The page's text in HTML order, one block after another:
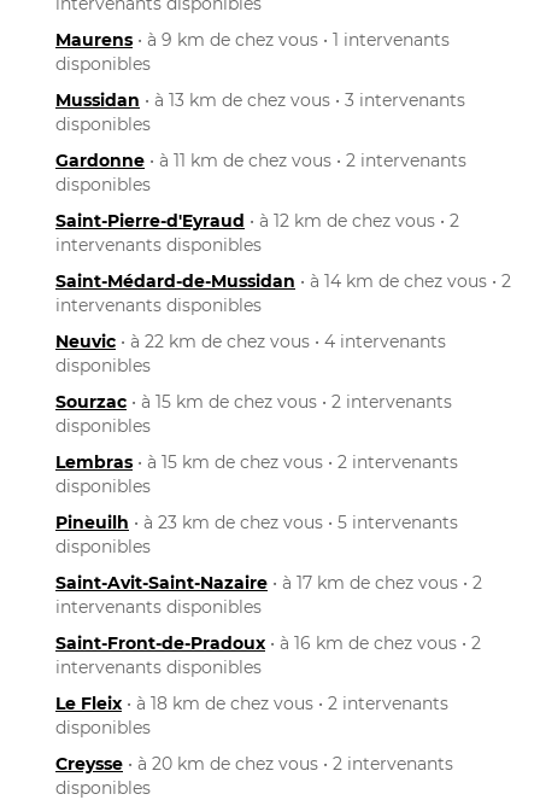
Maurens • à 9 km de chez vous • 1 intervenants
disponibles
Mussidan • à 13 km de chez vous • 3 intervenants
disponibles
Gardonne • à 11 km de chez vous • 2 intervenants
disponibles
Saint-Pierre-d'Eyraud • à 12 km de chez vous • 2
intervenants disponibles
Saint-Médard-de-Mussidan • à 14 km de chez vous • 2
intervenants disponibles
Neuvic • à 22 km de chez vous • 4 intervenants
disponibles
Sourzac • à 15 km de chez vous • 2 intervenants
disponibles
Lembras • à 15 km de chez vous • 2 intervenants
disponibles
Pineuilh • à 23 km de chez vous • 5 intervenants
disponibles
Saint-Avit-Saint-Nazaire • à 17 km de chez vous • 2
intervenants disponibles
Saint-Front-de-Pradoux • à 16 km de chez vous • 2
intervenants disponibles
Le Fleix • à 18 km de chez vous • 2 intervenants
disponibles
Creysse • à 20 km de chez vous • 2 intervenants
disponibles